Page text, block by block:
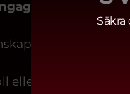
sig?
och att vara
eller ha tidigare